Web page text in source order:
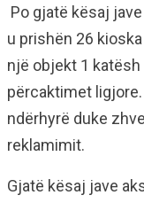
Po gjatë kësaj
u prishën 26
një objekt 1
përcaktimet
ndërhyrë duke
reklamimit.
Gjatë kësaj jave